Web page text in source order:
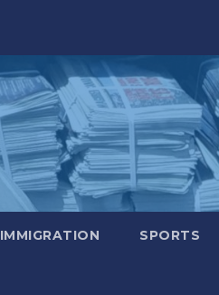
IMMIGRATION SPORTS